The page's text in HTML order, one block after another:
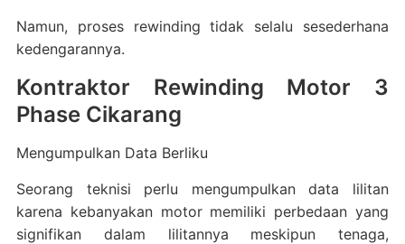
Namun, proses rewinding tidak selalu sesederhana
kedengarannya.
Kontraktor Rewinding Motor 3
Phase Cikarang
Mengumpulkan Data Berliku
Seorang teknisi perlu mengumpulkan data lilitan
karena kebanyakan motor memiliki perbedaan yang
signifikan dalam lilitannya meskipun tenaga,